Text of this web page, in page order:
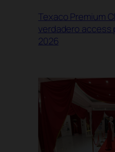
Texaco Premium
verdadero access
2026